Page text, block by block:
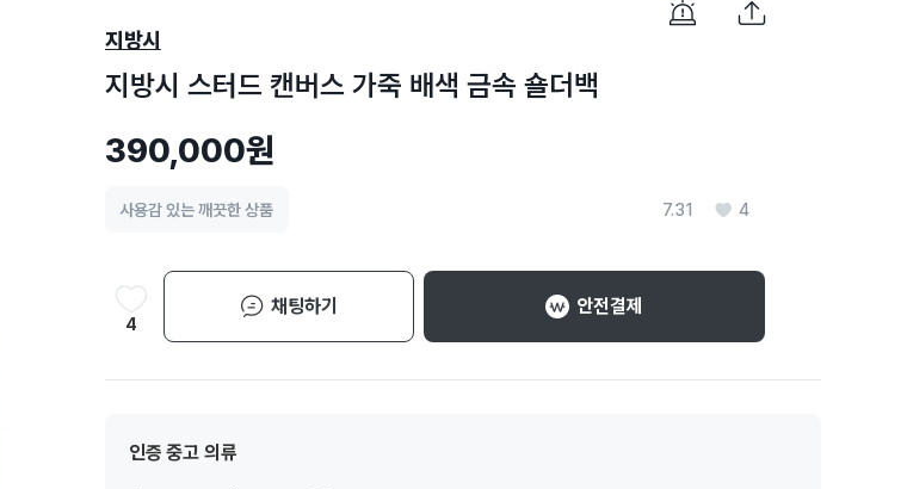
지방시
지방시 스터드 캔버스 가죽 배색 금속 숄더백
390,000원
7.31 4
사용감 있는 깨끗한 상품
4
채팅하기 안전결제
인증 중고 의류